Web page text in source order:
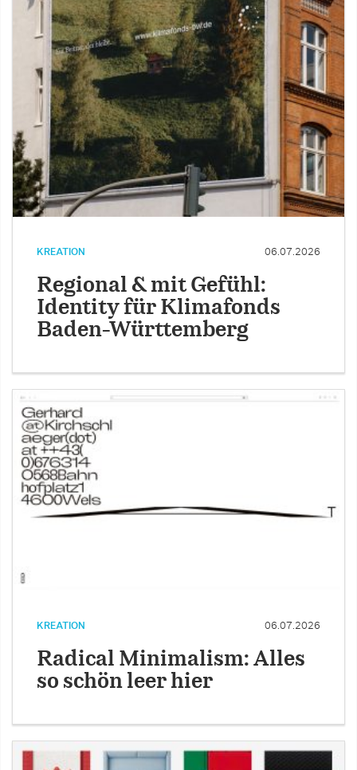
KREATION 06.07.2026
Regional & mit Gefühl:
Identity für Klimafonds
Baden-Württemberg
KREATION 06.07.2026
Radical Minimalism: Alles
so schön leer hier